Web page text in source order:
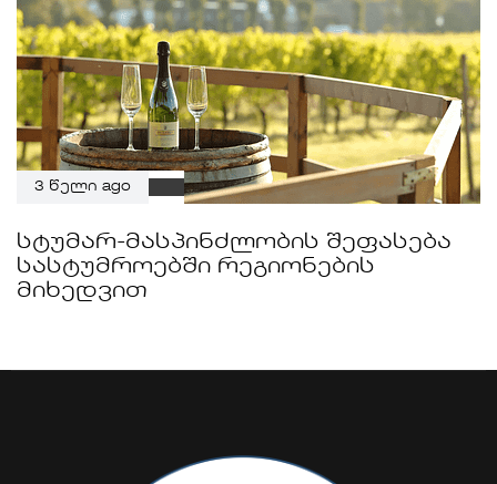
3 წელი ago
სტუმარ-მასპინძლობის შეფასება
სასტუმროებში რეგიონების
მიხედვით